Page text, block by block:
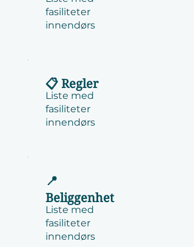
fasiliteter
innendørs
📋 Regler
Liste med
fasiliteter
innendørs
📍
Beliggenhet
Liste med
fasiliteter
innendørs